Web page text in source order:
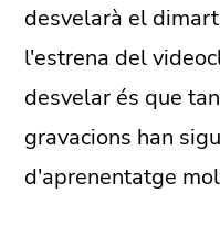
desvelarà el
l'estrena del
desvelar és que
gravacions han
d'aprenentatge